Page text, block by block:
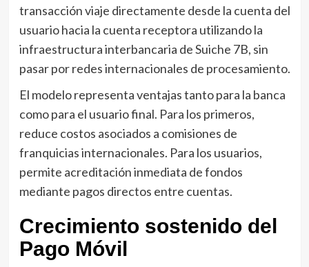
transacción viaje directamente desde la cuenta del
usuario hacia la cuenta receptora utilizando la
infraestructura interbancaria de Suiche 7B, sin
pasar por redes internacionales de procesamiento.
El modelo representa ventajas tanto para la banca
como para el usuario final. Para los primeros,
reduce costos asociados a comisiones de
franquicias internacionales. Para los usuarios,
permite acreditación inmediata de fondos
mediante pagos directos entre cuentas.
Crecimiento sostenido del
Pago Móvil